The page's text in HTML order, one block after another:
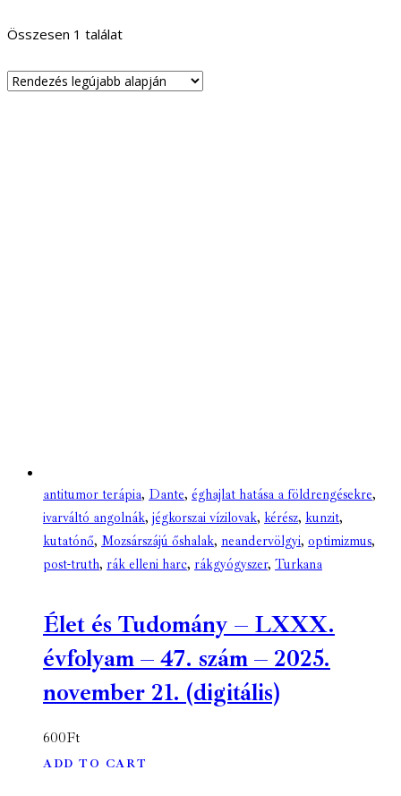
Összesen 1 találat
antitumor terápia, Dante, éghajlat hatása a földrengésekre,
ivarváltó angolnák, jégkorszai vízilovak, kérész, kunzit,
kutatónő, Mozsárszájú őshalak, neandervölgyi, optimizmus,
post-truth, rák elleni harc, rákgyógyszer, Turkana
Élet és Tudomány – LXXX.
évfolyam – 47. szám – 2025.
november 21. (digitális)
600Ft
ADD TO CART